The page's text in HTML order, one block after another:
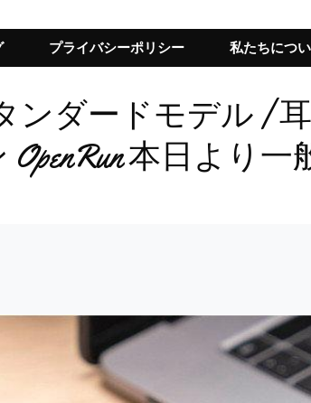
プライバシーポリシー 私たちにつ
ンダードモデル |
本日より一